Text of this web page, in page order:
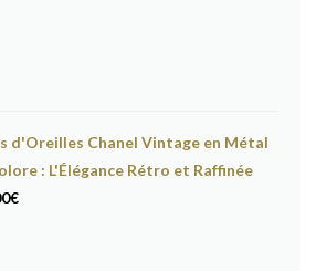
d'Oreilles Chanel Vintage en Métal
: L'Élégance Rétro et Raffinée
€